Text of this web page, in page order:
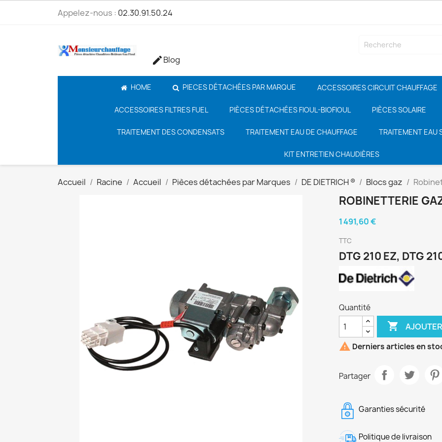
Appelez-nous : 02.30.91.50.24
Blog
HOME PIECES DÉTACHÉES PAR MARQUE ACCESSOIRES CIRCUIT CHAUFFAGE
ACCESSOIRES FILTRES FUEL PIÈCES DÉTACHÉES FIOUL-BIOFIOUL PIÈCES SOLAIRE
TRAITEMENT DES CONDENSATS TRAITEMENT EAU DE CHAUFFAGE TRAITEMENT EAU
KIT ENTRETIEN CHAUDIÈRES
Accueil Racine Accueil Pièces détachées par Marques DE DIETRICH ® Blocs gaz
ROBINETTERIE
1 491,60 €
TTC
DTG 210 EZ, DTG
Quantité

 Derniers articles en
Partager
Garanties sécurité
Politique de livraison